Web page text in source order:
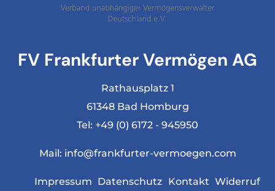
FV Frankfurter Vermögen AG
Rathausplatz 1
61348 Bad Homburg
Tel: +49 (0) 6172 - 945950
Mail: info@frankfurter-vermoegen.com
Impressum Datenschutz Kontakt Widerruf